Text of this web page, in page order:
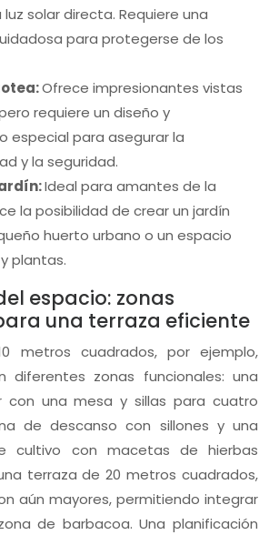
solar directa. Requiere una
para protegerse de los
Ofrece impresionantes vistas
requiere un diseño y
especial para asegurar la
y la seguridad.
Ideal para amantes de la
la posibilidad de crear un jardín
huerto urbano o un espacio
plantas.
espacio: zonas
una terraza eficiente
metros cuadrados, por ejemplo,
diferentes zonas funcionales: una
con una mesa y sillas para cuatro
de descanso con sillones y una
cultivo con macetas de hierbas
terraza de 20 metros cuadrados,
aún mayores, permitiendo integrar
de barbacoa. Una planificación